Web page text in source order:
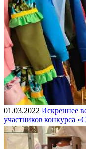
01.03.2022 Искреннее
участников конкурса